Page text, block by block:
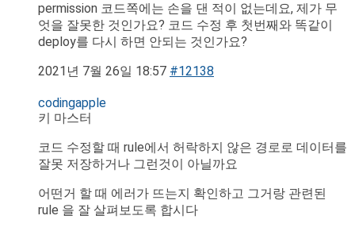
permission 코드쪽에는 손을 댄 적이 없는데요, 제가 무
엇을 잘못한 것인가요? 코드 수정 후 첫번째와 똑같이
deploy를 다시 하면 안되는 것인가요?
2021년 7월 26일 18:57 #12138
codingapple
키 마스터
코드 수정할 때 rule에서 허락하지 않은 경로로 데이터를
잘못 저장하거나 그런것이 아닐까요
어떤거 할 때 에러가 뜨는지 확인하고 그거랑 관련된
rule 을 잘 살펴보도록 합시다